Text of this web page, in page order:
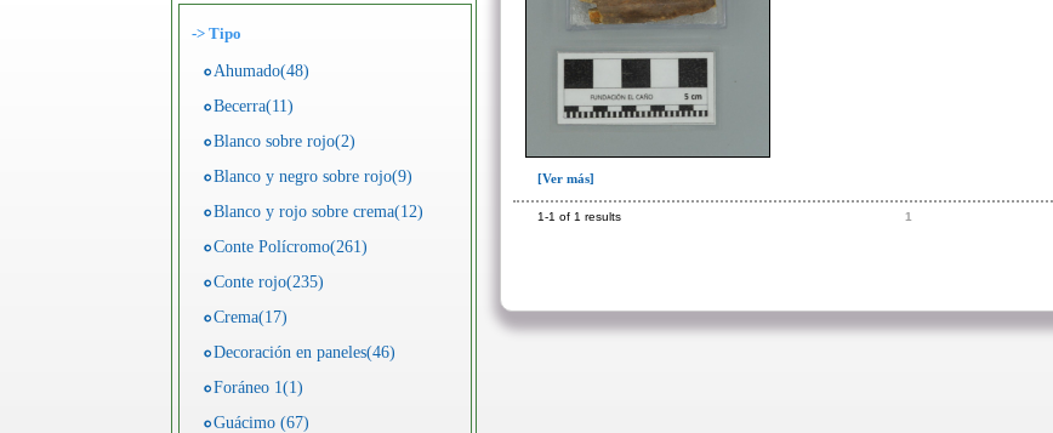
-> Tipo
Ahumado(48)
Becerra(11)
Blanco sobre rojo(2)
Blanco y negro sobre rojo(9)
Blanco y rojo sobre crema(12)
Conte Polícromo(261)
Conte rojo(235)
Crema(17)
Decoración en paneles(46)
Foráneo 1(1)
Guácimo (67)
[Ver más]
1-1 of 1 results 1